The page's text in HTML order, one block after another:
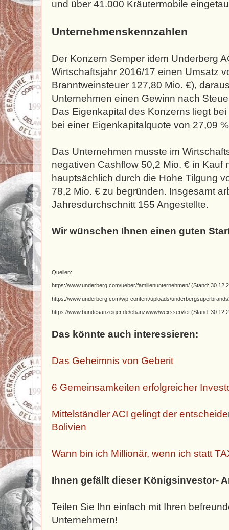
und über 41.000 Kräutermobile
Unternehmenskennzahlen
Der Konzern Semper idem Underberg
Wirtschaftsjahr 2016/17 einen Umsatz
Branntweinsteuer 127,80 Mio. €),
Unternehmen einen Gewinn nach
Das Eigenkapital des Konzerns liegt
bei einer Eigenkapitalquote von 27,09
Das Unternehmen musste im
negativen Cashflow 50,2 Mio. € in Kauf
hauptsächlich durch die Hohe Tilgung
78,2 Mio. € zu begründen. Insgesamt
Jahresdurchschnitt 155 Angestellte.
Wir wünschen Ihnen einen guten
Quellen:
https://www.underberg.com/ueber/familienunternehmen/ (Stand:
https://www.underberg.com/wp-content/uploads/
https://www.bundesanzeiger.de/ebanzwww/wexsservlet (Stand:
Das könnte auch interessieren:
Das Geheimnis von Geberit
6 Gemeinsamkeiten erfolgreicher
Mittelständler ACI gelingt der
Bolivien
Wann bin ich Millionär, wenn ich statt
Ihnen gefällt dieser Königsinvestor-
Teilen Sie Ihn einfach mit Ihren
Unternehmern!